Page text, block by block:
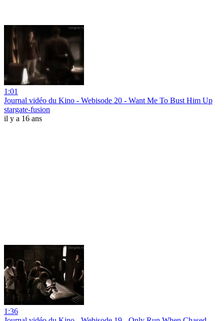
1:01
Journal vidéo du Kino - Webisode 20 - Want Me To Bust Him Up
stargate-fusion
il y a 16 ans
1:36